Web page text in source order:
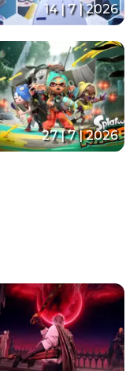
14 | 7 | 2026
27 | 7 | 2026